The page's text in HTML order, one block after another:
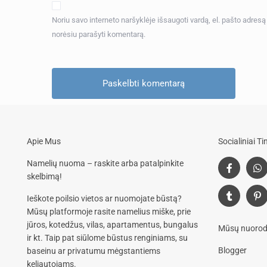
Noriu savo interneto naršyklėje išsaugoti vardą, el. pašto
norėsiu parašyti komentarą.
Apie Mus
Namelių nuoma – raskite arba patalpinkite
skelbimą!
Ieškote poilsio vietos ar nuomojate būstą?
Mūsų platformoje rasite namelius miške, prie
jūros, kotedžus, vilas, apartamentus, bungalus
ir kt. Taip pat siūlome būstus renginiams, su
baseinu ar privatumu mėgstantiems
keliautojams.
Socialiniai
Mūsų
Blogger